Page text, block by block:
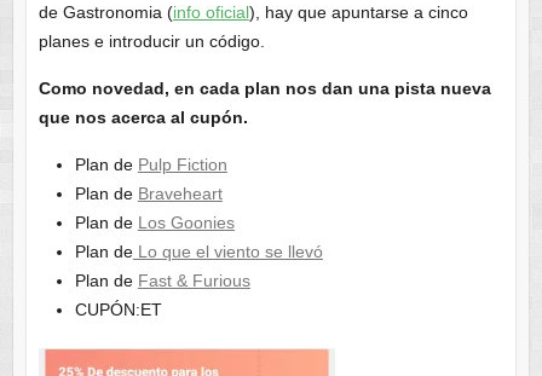
de Gastronomia (info oficial), hay que apuntarse a cinco
planes e introducir un código.
Como novedad, en cada plan nos dan una pista nueva
que nos acerca al cupón.
Plan de Pulp Fiction
Plan de Braveheart
Plan de Los Goonies
Plan deLo que el viento se llevó
Plan de Fast & Furious
CUPÓN:ET